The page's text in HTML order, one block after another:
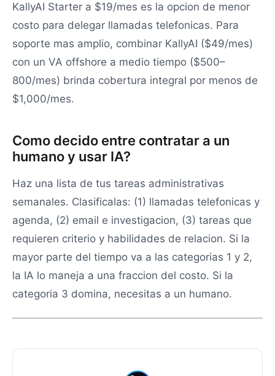
KallyAI Starter a $19/mes es la opcion de menor
costo para delegar llamadas telefonicas. Para
soporte mas amplio, combinar KallyAI ($49/mes)
con un VA offshore a medio tiempo ($500–
800/mes) brinda cobertura integral por menos de
$1,000/mes.
Como decido entre contratar a un
humano y usar IA?
Haz una lista de tus tareas administrativas
semanales. Clasificalas: (1) llamadas telefonicas y
agenda, (2) email e investigacion, (3) tareas que
requieren criterio y habilidades de relacion. Si la
mayor parte del tiempo va a las categorias 1 y 2,
la IA lo maneja a una fraccion del costo. Si la
categoria 3 domina, necesitas a un humano.